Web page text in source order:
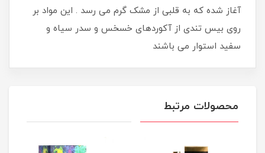
آغاز شده که به قلبی از مشک گرم می رسد . این مواد بر
روی بیس تندی از آکوردهای خسخس و سدر سیاه و
سفید استوار می باشند
محصولات مرتبط